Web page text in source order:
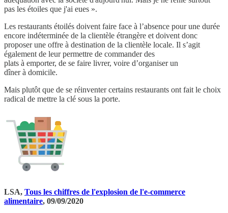
pas les étoiles que j'ai eues ».
Les restaurants étoilés doivent faire face à l’absence pour une durée
encore indéterminée de la clientèle étrangère et doivent donc
proposer une offre à destination de la clientèle locale. Il s’agit
également de leur permettre de commander des
plats à emporter, de se faire livrer, voire d’organiser un
dîner à domicile.
Mais plutôt que de se réinventer certains restaurants ont fait le choix
radical de mettre la clé sous la porte.
LSA, Tous les chiffres de l'explosion de l'e-commerce
alimentaire, 09/09/2020